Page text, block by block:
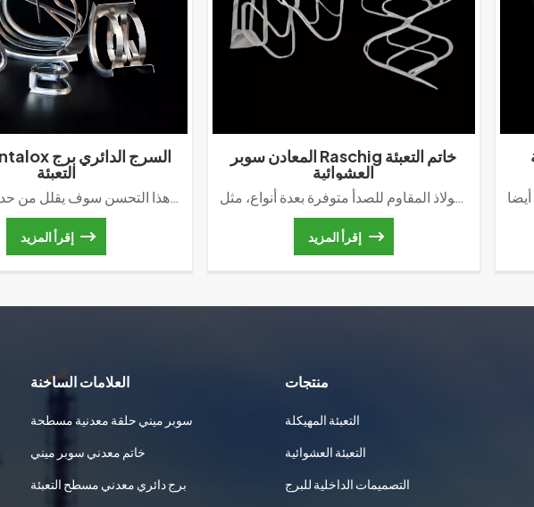
التعبئة
ونظرًا لأن شكل هذه العبوة يشبه السرج، فإنه يسمى حلقة السرج أو خاتم بيرل. ال أقدم مادة لحلقة السرج هي السيراميك. في تطبيقنا الفعلي، عندما يتدفق الغاز إلى الأعلى، سوف يتدفق السائل إلى الأسفل مع قناة القوس. هذه طريقة الحركة سوف تقليل حدوث تدفق الجدار بشكل مباشر. ومع ذلك، يتسبب الإطار الخارجي المقوس أيضًا التداخل والتجسير. ولذلك قام العلماء بتغيير الطرفين إلى نوع مستطيل سطح الاتصال. وهذا التحسن سوف يقلل من حدوث الجسور.
إقرأ المزيد
المعادن سوبر Raschig خاتم التعبئة
العشوائية
خاتم معدني سوبر راشيج هو نوع من التغليف العشوائي المعدني الفائق. يمكن تصنيعه من الفولاذ الكربوني أو الفولاذ المقاوم للصدأ. مادة الفولاذ المقاوم للصدأ متوفرة بعدة أنواع، مثل SS304، SS304L، SS410 وSS316. خاتم معدني سوبر راشيج يتميز بميكانيكا عالية القوة وقدرة التحميل الجيدة والسائل الموحد للغاز التوزيع.lt لديه قدرة تحميل أفضل من raschicring المعدنية. بالمقارنة مع التعبئة العشوائية العامة، حمولتها يتم زيادة القدرة بنسبة 30٪. ويتم تقليل انخفاض الضغط بنسبة 70%. حلقة معدنية فائقة السرعة مناسبة للتعبئة الثقيلة. نظرًا لتصميمها الانسيابي الفريد، فإنها تؤدي أداءً جيدًا في تجنب تكوين القطرات. يتميز هذا النوع من التعبئة العشوائية بكفاءة نقل جماعي ممتازة وتكاليف تشغيل منخفضة. يستخدم على نطاق واسع في صناعة البتروكيماويات والصناعات المعدنية وصناعات الكلور والقلويات والصناعات الكيميائية
إقرأ المزيد
العلامات الساخنة
سوبر ميني حلقة معدنية مسطحة
خاتم معدني سوبر ميني
برج دائري معدني مسطح التعبئة
منتجات
التعبئة المهيكلة
التعبئة العشوائية
التصميمات الداخلية للبرج